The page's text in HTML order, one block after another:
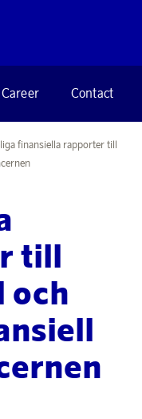
Career Contact
finansiella rapporter till
till
och